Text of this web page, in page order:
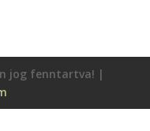
jog fenntartva! |